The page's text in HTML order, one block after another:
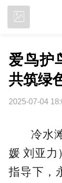
爱鸟护
共筑绿
2025-07-04
冷水
媛 刘亚力
指导下，